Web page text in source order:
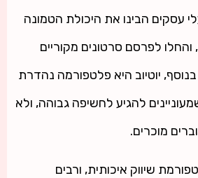
עסקים הבינו את היכולת הטמונה
לפרסם סרטונים מקוריים
יוטיוב היא פלטפורמה נהדרת
להגיע לחשיפה גבוהה, ולא
מוכרים.
שיווק איכותית, ורבים